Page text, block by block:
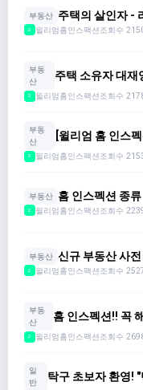
부동산 주택의 살인자 -
2 윌리엄홈인스팩션조회수
부동
산
주택 소유자 대재
2 윌리엄홈인스팩션조회수
부동
산
[윌리엄 홈 인스
2 윌리엄홈인스팩션조회수
부동산 홈 인스펙션 종류
2 윌리엄홈인스팩션조회수
부동산 신규 부동산 사
2 윌리엄홈인스팩션조회수
부동
산
홈 인스펙션!! 꼭
2 윌리엄홈인스팩션조회수
일
반
탁구 초보자 환영!